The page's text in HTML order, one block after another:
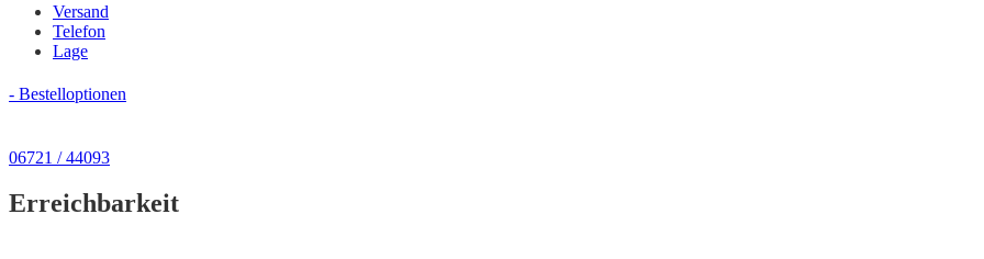
Versand
Telefon
Lage
- Bestelloptionen
06721 / 44093
Erreichbarkeit